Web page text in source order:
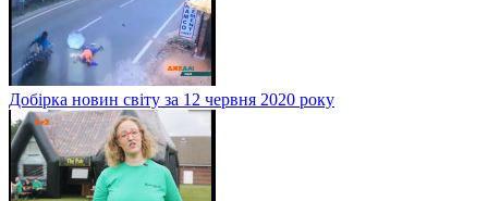
Добірка новин світу за 12 червня 2020 року